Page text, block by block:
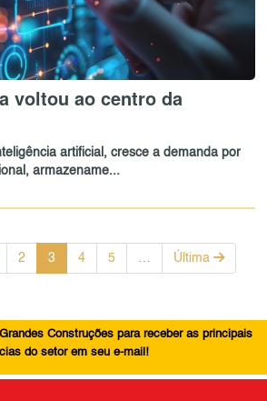
voltou ao centro da
artificial, cresce a demanda por
armazename...
2 3 4 5 … Última
Construções para receber as principais
do setor em seu e-mail!